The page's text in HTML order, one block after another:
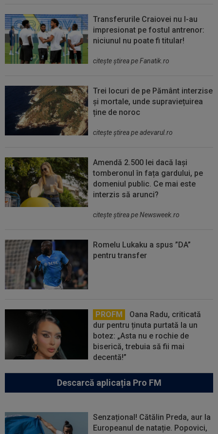
Transferurile Craiovei nu l-au
impresionat pe fostul antrenor:
niciunul nu poate fi titular!
citeşte ştirea pe Fanatik.ro
Trei locuri de pe Pământ interzise
și mortale, unde supraviețuirea
ține de noroc
citeşte ştirea pe adevarul.ro
Amendă 2.500 lei dacă lași
tomberonul în fața gardului, pe
domeniul public. Ce mai este
interzis să arunci?
citeşte ştirea pe Newsweek.ro
Romelu Lukaku a spus ”DA”
pentru transfer
PROFM
Oana Radu, criticată
dur pentru ținuta purtată la un
botez: „Asta nu e rochie de
biserică, trebuia să fii mai
decentă!”
Descarcă aplicația Pro FM
Senzațional! Cătălin Preda, aur la
Europeanul de natație. Popovici,